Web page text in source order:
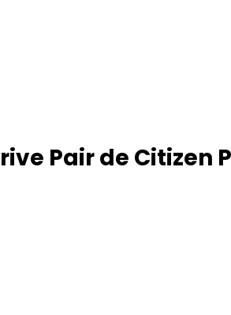
Pair de